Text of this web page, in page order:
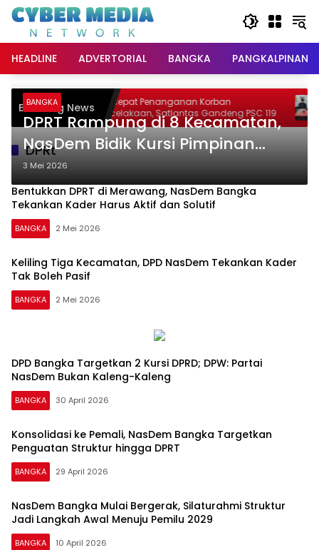
Langsung
konten
HEADLINE
ADVERTORIAL BANGKA PANGKALPINANG
Breaking NewsPercepat Penanganan Korban
Kecelakaan, Satlantas Gandeng PSC 119
DPRt
BANGKA
DPRT Rampung di 8 Kecamatan,
NasDem Bidik Kursi Pimpinan
DPRD Bangka 2029
3 Mei 2026
Bentukkan DPRT di Merawang, NasDem Bangka
Tekankan Kader Harus Aktif dan Solutif
BANGKA 2 Mei 2026
Keliling Tiga Kecamatan, DPD NasDem Tekankan Kader
Tak Boleh Pasif
BANGKA 2 Mei 2026
DPD Bangka Targetkan 2 Kursi DPRD; DPW: Partai
NasDem Bukan Kaleng-Kaleng
BANGKA 30 April 2026
Konsolidasi ke Pemali, NasDem Bangka Targetkan
Penguatan Struktur hingga DPRT
BANGKA 29 April 2026
NasDem Bangka Mulai Bergerak, Silaturahmi Struktur
Jadi Langkah Awal Menuju Pemilu 2029
BANGKA 10 April 2026